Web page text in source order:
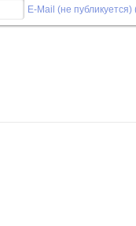
E-Mail (не